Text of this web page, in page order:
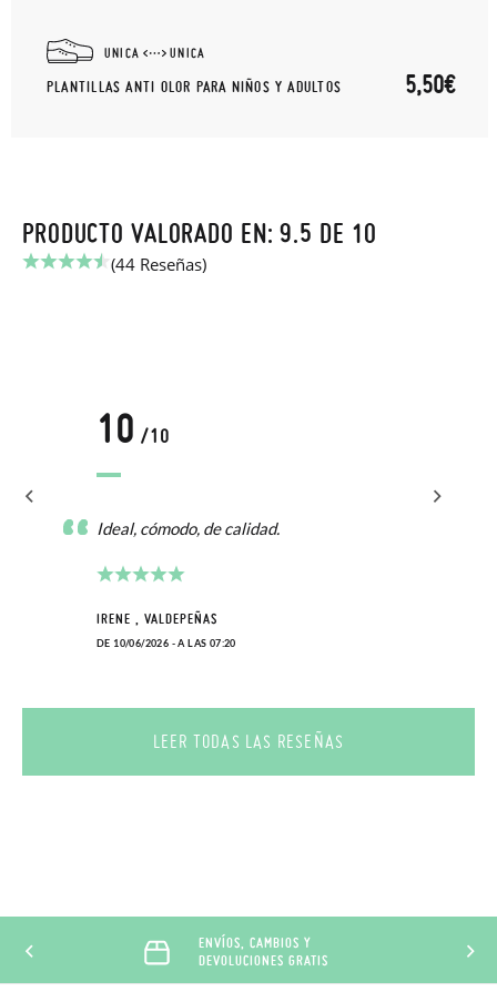
UNICA UNICA
PLANTILLAS ANTI OLOR PARA NIÑOS Y ADULTOS 5,50€
PRODUCTO VALORADO EN: 9.5 DE 10
(44 Reseñas)
10 /10
Ideal, cómodo, de calidad.
IRENE , VALDEPEÑAS
DE 10/06/2026 - A LAS 07:20
LEER TODAS LAS RESEÑAS
ENVÍOS, CAMBIOS Y
DEVOLUCIONES GRATIS